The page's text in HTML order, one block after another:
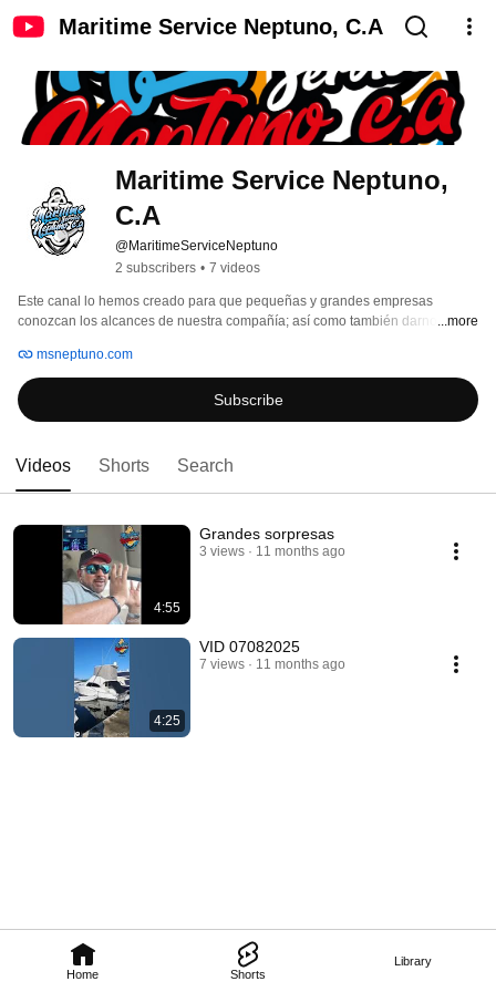
Maritime Service Neptuno, C.A
Home Shorts
Library
Maritime Service Neptuno,
C.A
@MaritimeServiceNeptuno
2 subscribers • 7 videos
Este canal lo hemos creado para que pequeñas y grandes empresas
conozcan los alcances de nuestra compañía; así como también darnos a ...more
msneptuno.com
Subscribe
Videos Shorts Search
4:55
Grandes sorpresas
3 views 11 months ago
4:25
VID 07082025
7 views 11 months ago